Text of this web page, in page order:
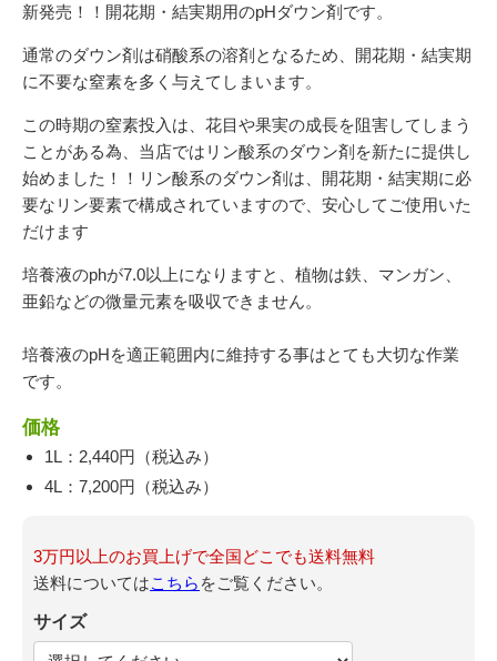
新発売！！開花期・結実期用のpHダウン剤です。
通常のダウン剤は硝酸系の溶剤となるため、開花期・結実期
に不要な窒素を多く与えてしまいます。
この時期の窒素投入は、花目や果実の成長を阻害してしまう
ことがある為、当店ではリン酸系のダウン剤を新たに提供し
始めました！！リン酸系のダウン剤は、開花期・結実期に必
要なリン要素で構成されていますので、安心してご使用いた
だけます
培養液のphが7.0以上になりますと、植物は鉄、マンガン、
亜鉛などの微量元素を吸収できません。
培養液のpHを適正範囲内に維持する事はとても大切な作業
です。
価格
1L：2,440円（税込み）
4L：7,200円（税込み）
3万円以上のお買上げで全国どこでも送料無料
送料についてはこちら をご覧ください。
サイズ